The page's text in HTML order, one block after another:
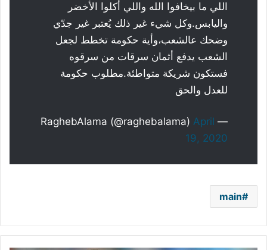
اللي ما بيخافوا الله واللي أكلوا الأخضر
واليابس.وكل شيء غير ذلك يُعتبر غير جدّي
وضحك عالشعب،وأية حكومة تخطط لجعل
الشعب يدفع أثمان سرقات من سرقوه
فستكون شريكة متواطئة.مطلوب حكومة
للعدل والحق
— RaghebAlama (@raghebalama)
April
19, 2020
main